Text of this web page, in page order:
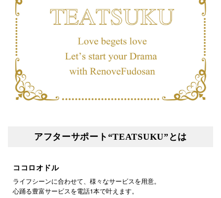
アフターサポート“TEATSUKU”とは
ココロオドル
ライフシーンに合わせて、様々なサービスを用意。
心踊る豊富サービスを電話1本で叶えます。